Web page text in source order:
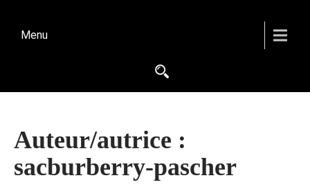
Menu
Auteur/autrice :
sacburberry-pascher